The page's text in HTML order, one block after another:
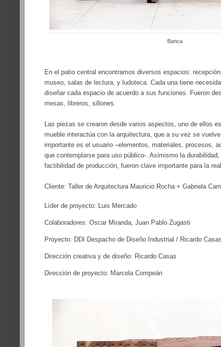
Banca
En el patio central encontramos diversos espacios:
museo, salas de lectura, y ludoteca. Cada una tiene
diseñar cada espacio de acuerdo a sus funciones. Fueron
mesas, libreros, sillones.
Las piezas se crearon desde varios aspectos, uno de ellos
mueble interactúa con la arquitectura, que a su vez se
importante es el usuario –elementos, materiales, procesos,
que contemplarse para uso público-. Asimismo la
factibilidad de producción, fueron clave importante para la
Cliente: Taller de Arquitectura Mauricio Rocha + Gabriela
Líder de proyecto: Luis Mercado
Colaboradores: Oscar Miranda, Juan Pablo Zugasti
Proyecto: DDI Despacho de Diseño Industrial / Ricardo
Dirección creativa y de diseño: Ricardo Casas
Dirección de proyecto: Marcela Compeán